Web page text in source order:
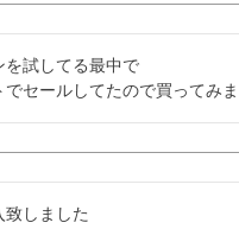
を試してる最中で
致しました